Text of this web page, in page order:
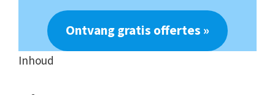
Ontvang gratis offertes »
Inhoud